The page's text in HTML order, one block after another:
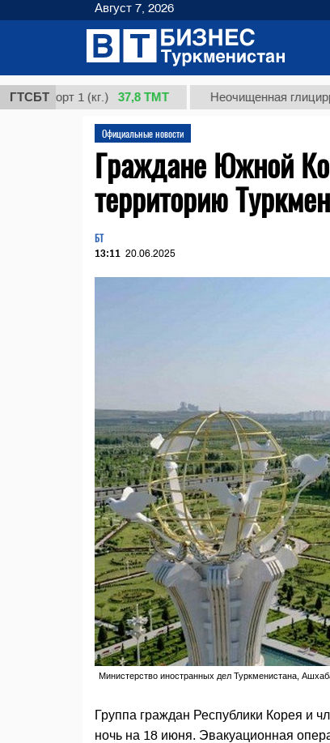
ГТСБТ1 (кг.) 37,8 ТМТ Неочищенная
Официальные новости
Граждане Южной
территорию
БТ
13:11 20.06.2025
Министерство иностранных дел Туркменистана,
Группа граждан Республики Корея и
ночь на 18 июня. Эвакуационная
Август 7, 2026